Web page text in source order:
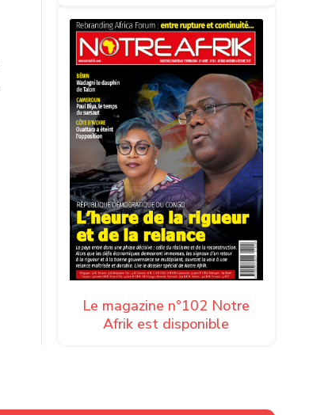
Le magazine n°102 Notre
Afrik est disponible